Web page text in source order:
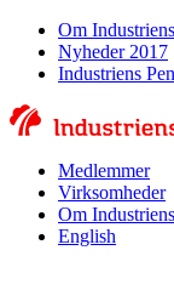
Om
Nyheder 2017
Industriens
Medlemmer
Virksomheder
Om
English